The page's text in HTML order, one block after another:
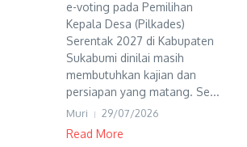
e-voting pada Pemilihan
Kepala Desa (Pilkades)
Serentak 2027 di Kabupaten
Sukabumi dinilai masih
membutuhkan kajian dan
persiapan yang matang. Se...
Muri 29/07/2026
Read More